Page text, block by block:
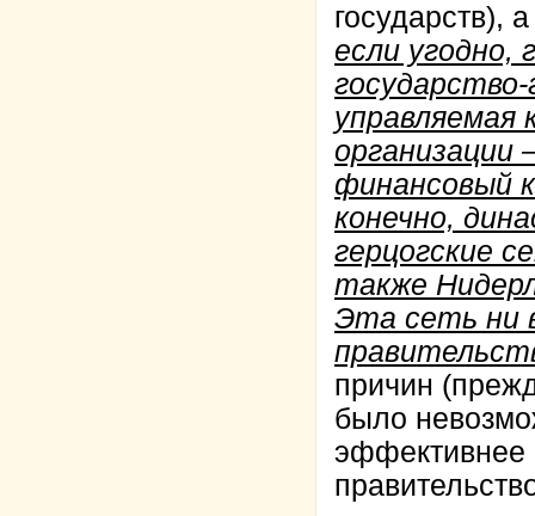
государств),
если угодно,
управляемая
организации
финансовый
конечно,
герцогские
также
Эта сеть ни
причин
было
эффективнее